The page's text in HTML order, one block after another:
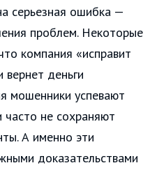
серьезная ошибка —
проблем. Некоторые
компания «исправит
вернет деньги
мошенники успевают
не сохраняют
А именно эти
доказательствами